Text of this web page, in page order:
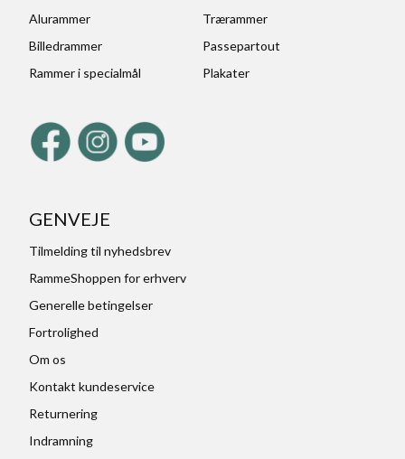
Alurammer
Trærammer
Billedrammer
Passepartout
Rammer i specialmål
Plakater
GENVEJE
Tilmelding til nyhedsbrev
RammeShoppen for erhverv
Generelle betingelser
Fortrolighed
Om os
Kontakt kundeservice
Returnering
Indramning